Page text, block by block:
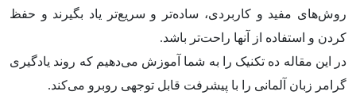
روش­‌های مفید و کاربردی، ساده­‌تر و سریع­‌تر یاد بگیرند و حفظ
کردن و استفاده از آن­ها راحت­‌تر باشد.
در این مقاله ده تکنیک را به شما آموزش می­‌دهیم که روند یادگیری
گرامر زبان آلمانی را با پیشرفت قابل توجهی روبرو می‌کند.